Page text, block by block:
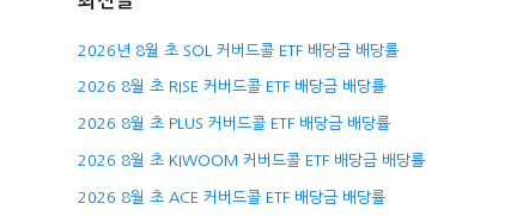
2026년 8월 초 SOL 커버드콜 ETF 배당금 배당률
2026 8월 초 RISE 커버드콜 ETF 배당금 배당률
2026 8월 초 PLUS 커버드콜 ETF 배당금 배당률
2026 8월 초 KIWOOM 커버드콜 ETF 배당금 배당률
2026 8월 초 ACE 커버드콜 ETF 배당금 배당률